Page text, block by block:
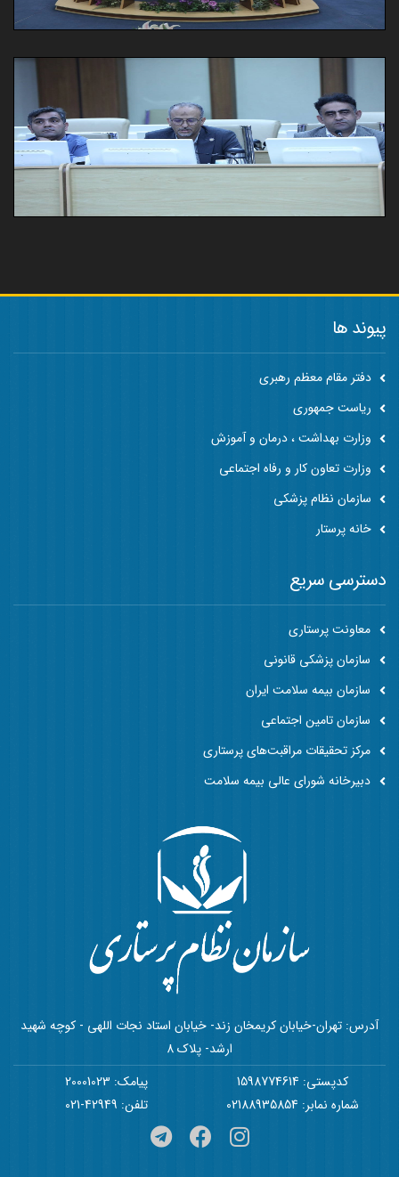
پیوند ها
دفتر مقام معظم رهبری
ریاست جمهوری
وزارت بهداشت ، درمان و آموزش
وزارت تعاون کار و رفاه اجتماعی
سازمان نظام پزشکی
خانه پرستار
آدرس: تهران-خیابان کریمخان زند- خیابان استاد نجات اللهی - کوچه شهید
ارشد- پلاک 8
کدپستی: 1598774614
پیامک: 20001023
شماره نمابر: 02188935854
تلفن: 42949-021
دسترسی سریع
معاونت پرستاری
سازمان پزشکی قانونی
سازمان بیمه سلامت ایران
سازمان تامین اجتماعی
مرکز تحقیقات مراقبت‌های پرستاری
دبیرخانه شورای عالی بیمه سلامت